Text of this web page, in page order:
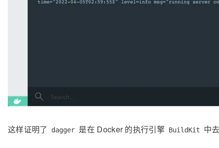
这样证明了 dagger 是在 Docker 的执行引擎 BuildKit 中